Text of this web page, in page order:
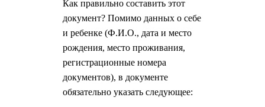
Как правильно составить этот
документ? Помимо данных о себе
и ребенке (Ф.И.О., дата и место
рождения, место проживания,
регистрационные номера
документов), в документе
обязательно указать следующее: